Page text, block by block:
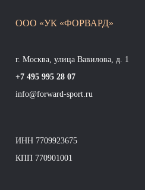
ООО «УК «ФОРВАРД»
г. Москва, улица Вавилова, д. 1
+7 495 995 28 07
info@forward-sport.ru
ИНН 7709923675
КПП 770901001